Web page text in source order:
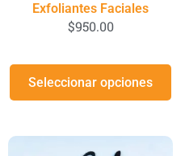
Exfoliantes Faciales
$950.00
Seleccionar opciones